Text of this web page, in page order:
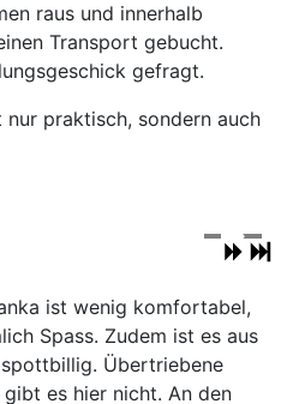
raus und innerhalb
Transport gebucht.
gefragt.
nur praktisch, sondern auch
ist wenig komfortabel,
Spass. Zudem ist es aus
Übertriebene
es hier nicht. An den